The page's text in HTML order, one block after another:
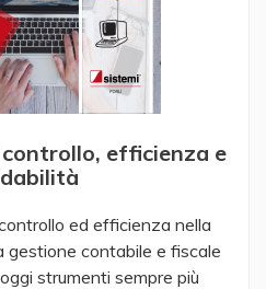
efficienza e
ed efficienza nella
gestione contabile e fiscale
strumenti sempre più